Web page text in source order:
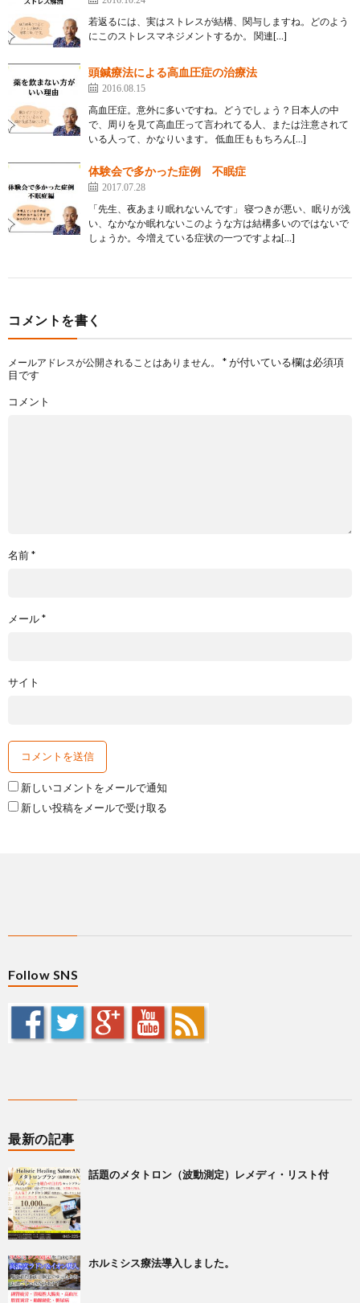
若返るには、実はストレスが結構、関与しますね。どのよう
にこのストレスマネジメントするか。 関連[…]
頭鍼療法による高血圧症の治療法
2016.08.15
高血圧症。意外に多いですね。どうでしょう？日本人の中
で、周りを見て高血圧って言われてる人、または注意されて
いる人って、かなりいます。 低血圧ももちろん[…]
体験会で多かった症例 不眠症
2017.07.28
「先生、夜あまり眠れないんです」 寝つきが悪い、眠りが浅
い、なかなか眠れないこのような方は結構多いのではないで
しょうか。今増えている症状の一つですよね[…]
コメントを書く
メールアドレスが公開されることはありません。 *が付いている欄は必須項
目です
コメント
名前*
メール*
サイト
新しいコメントをメールで通知
新しい投稿をメールで受け取る
Follow SNS
最新の記事
話題のメタトロン（波動測定）レメディ・リスト付
ホルミシス療法導入しました。